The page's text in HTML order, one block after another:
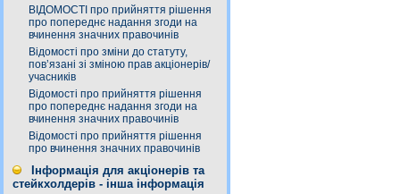
ВІДОМОСТІ про прийняття рішення
про попереднє надання згоди на
вчинення значних правочинів
Відомості про зміни до статуту,
пов’язані зі зміною прав акціонерів/
учасників
Відомості про прийняття рішення
про попереднє надання згоди на
вчинення значних правочинів
Відомості про прийняття рішення
про вчинення значних правочинів
Інформація для акціонерів та
стейкхолдерів - інша інформація